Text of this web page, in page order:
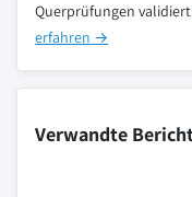
Querprüfungen
erfahren →
Verwandte